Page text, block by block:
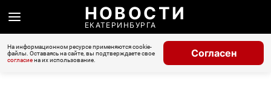
НОВОСТИ
ЕКАТЕРИНБУРГА
На информационном ресурсе применяются cookie-
файлы. Оставаясь на сайте, вы подтверждаете свое
согласиена их использование.
Согласен